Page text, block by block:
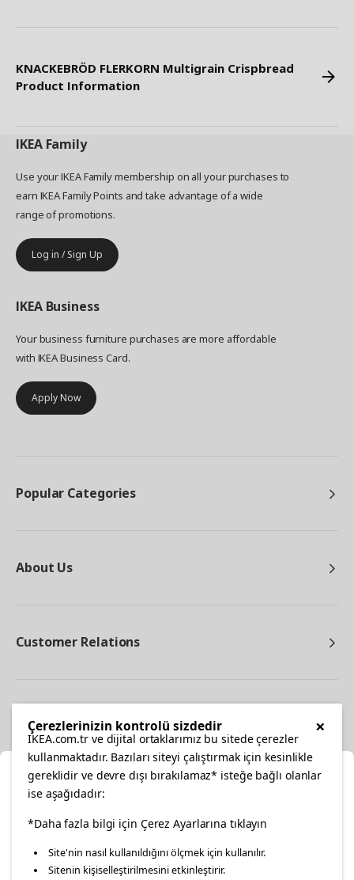
KNACKEBRÖD FLERKORN Multigrain Crispbread
Product Information
IKEA Family
Use your IKEA Family membership on all your purchases to
earn IKEA Family Points and take advantage of a wide
range of promotions.
Log in / Sign Up
IKEA Business
Your business furniture purchases are more affordable
with IKEA Business Card.
Apply Now
Popular Categories
About Us
Customer Relations
facebooktwitterinstagrampinterestyoutube
linkedin
Select Location
Please select to see the content specific to your delivery
×
Çerezlerinizin kontrolü sizdedir
IKEA.com.tr ve dijital ortaklarımız bu sitede çerezler
kullanmaktadır. Bazıları siteyi çalıştırmak için kesinlikle
gereklidir ve devre dışı bırakılamaz* isteğe bağlı olanlar
ise aşağıdadır:
*Daha fazla bilgi için Çerez Ayarlarına tıklayın
Site'nin nasıl kullanıldığını ölçmek için kullanılır.
Sitenin kişiselleştirilmesini etkinleştirir.